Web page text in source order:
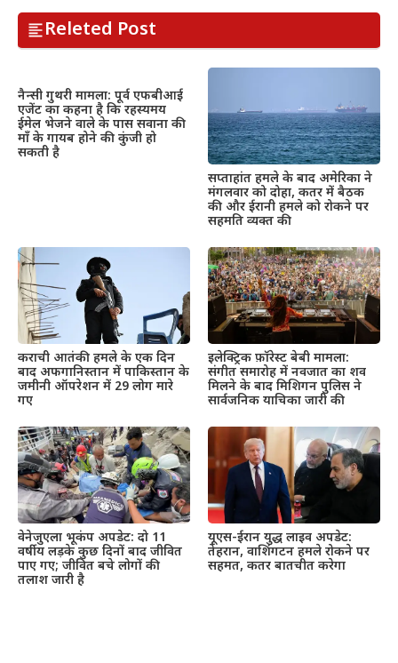
Releted Post
नैन्सी गुथरी मामला: पूर्व एफबीआई
एजेंट का कहना है कि रहस्यमय
ईमेल भेजने वाले के पास सवाना की
माँ के गायब होने की कुंजी हो
सकती है
सप्ताहांत हमले के बाद अमेरिका ने
मंगलवार को दोहा, कतर में बैठक
की और ईरानी हमले को रोकने पर
सहमति व्यक्त की
कराची आतंकी हमले के एक दिन
बाद अफगानिस्तान में पाकिस्तान के
जमीनी ऑपरेशन में 29 लोग मारे
गए
इलेक्ट्रिक फ़ॉरेस्ट बेबी मामला:
संगीत समारोह में नवजात का शव
मिलने के बाद मिशिगन पुलिस ने
सार्वजनिक याचिका जारी की
वेनेजुएला भूकंप अपडेट: दो 11
वर्षीय लड़के कुछ दिनों बाद जीवित
पाए गए; जीवित बचे लोगों की
तलाश जारी है
यूएस-ईरान युद्ध लाइव अपडेट:
तेहरान, वाशिंगटन हमले रोकने पर
सहमत, कतर बातचीत करेगा